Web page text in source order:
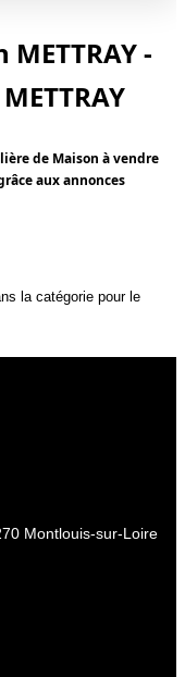
-
de Maison à vendre
aux annonces
la catégorie pour le
Montlouis-sur-Loire